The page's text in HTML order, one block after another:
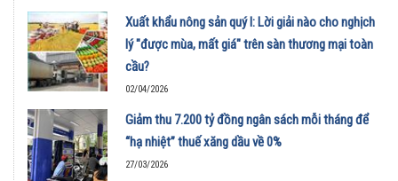
Xuất khẩu nông sản quý I: Lời giải nào cho nghịch
lý "được mùa, mất giá" trên sàn thương mại toàn
cầu?
02/04/2026
Giảm thu 7.200 tỷ đồng ngân sách mỗi tháng để
“hạ nhiệt” thuế xăng dầu về 0%
27/03/2026